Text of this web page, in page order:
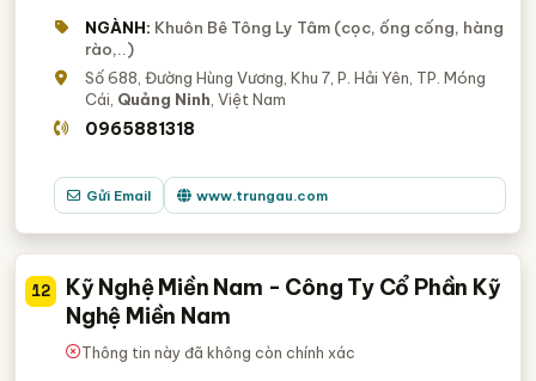
NGÀNH: Khuôn Bê Tông Ly Tâm (cọc, ống cống, hàng
rào,..)
Số 688, Đường Hùng Vương, Khu 7, P. Hải Yên, TP. Móng
Cái, Quảng Ninh , Việt Nam
0965881318
Gửi Email www.trungau.com
12
Kỹ Nghệ Miền Nam - Công Ty Cổ Phần Kỹ
Nghệ Miền Nam
Thông tin này đã không còn chính xác